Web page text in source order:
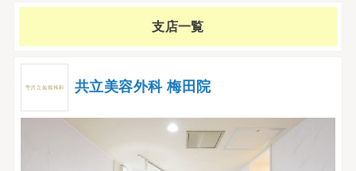
支店一覧
共立美容外科 梅田院